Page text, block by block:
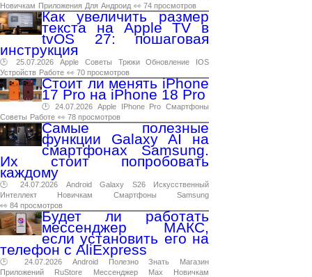
Новичкам Приложения Для Андроид 👀 74 просмотров
Как увеличить размер
текста на Apple TV в
tvOS 27: пошаговая
инструкция
🕑 25.07.2026 Apple Советы Трюки Обновление
IOS
Устройств Работе 👀 70 просмотров
Стоит ли менять iPhone
17 Pro на iPhone 18 Pro
🕑 24.07.2026 Apple IPhone Pro Смартфоны
Советы Работе 👀 78 просмотров
Самые полезные
функции Galaxy AI на
смартфонах Samsung.
Их стоит попробовать
каждому
🕑 24.07.2026 Android Galaxy S26
Искусственный
Интеллект
Новичкам Смартфоны
Samsung
👀 84 просмотров
Будет ли работать
мессенджер МАКС,
если установить его на
телефон с AliExpress
🕑 24.07.2026 Android Полезно Знать
Магазин
Приложений
RuStore Мессенджер Max
Новичкам